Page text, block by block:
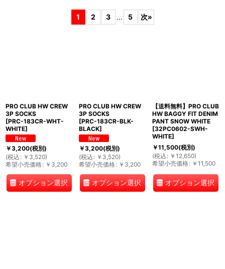
1 2 3 ... 5 次»
PRO CLUB HW CREW
3P SOCKS
[PRC-183CR-WHT-
WHITE]
￥3,200(税別)
(税込 : ￥ 3,520)
希望小売価格: ￥ 3,200
オプション選択
PRO CLUB HW CREW
3P SOCKS
[PRC-183CR-BLK-
BLACK]
￥3,200(税別)
(税込 : ￥ 3,520)
希望小売価格: ￥ 3,200
オプション選択
【送料無料】PRO CLUB
HW BAGGY FIT DENIM
PANT SNOW WHITE
[32PC0602-SWH-
WHITE]
￥11,500(税別)
(税込 : ￥ 12,650)
希望小売価格: ￥ 11,500
オプション選択